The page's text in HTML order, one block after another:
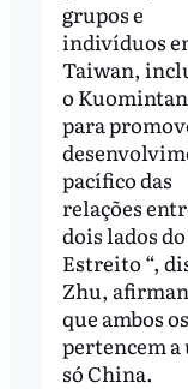
grupos e
indivíduos
Taiwan,
o
para
pacífico das
relações
dois lados do
Estreito “,
Zhu,
que ambos
pertencem a
só China.